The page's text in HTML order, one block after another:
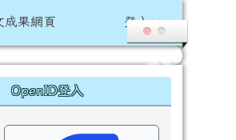
成果網頁 登入
女子組 60 公尺田徑項目 榮獲 決
右邊區域內容
OpenID登入